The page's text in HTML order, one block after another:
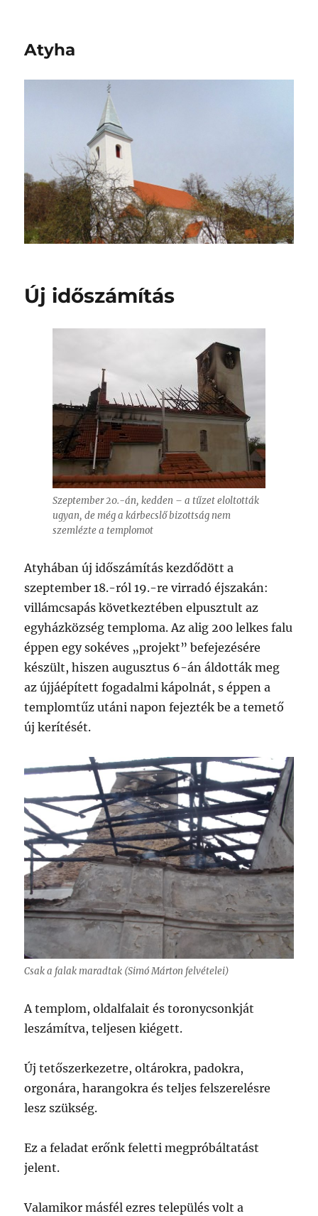
Atyha
Új időszámítás
Szeptember 20.-án, kedden – a tűzet eloltották
ugyan, de még a kárbecslő bizottság nem
szemlézte a templomot
Atyhában új időszámítás kezdődött a
szeptember 18.-ról 19.-re virradó éjszakán:
villámcsapás következtében elpusztult az
egyházközség temploma. Az alig 200 lelkes falu
éppen egy sokéves „projekt” befejezésére
készült, hiszen augusztus 6-án áldották meg
az újjáépített fogadalmi kápolnát, s éppen a
templomtűz utáni napon fejezték be a temető
új kerítését.
Csak a falak maradtak (Simó Márton felvételei)
A templom, oldalfalait és toronycsonkját
leszámítva, teljesen kiégett.
Új tetőszerkezetre, oltárokra, padokra,
orgonára, harangokra és teljes felszerelésre
lesz szükség.
Ez a feladat erőnk feletti megpróbáltatást
jelent.
Valamikor másfél ezres település volt a